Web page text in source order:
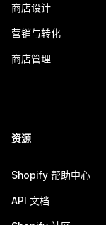
商店设计
营销与转化
商店管理
资源
Shopify 帮助中心
API 文档